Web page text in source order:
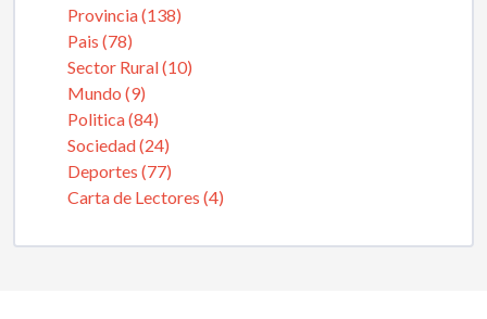
Provincia (138)
Pais (78)
Sector Rural (10)
Mundo (9)
Politica (84)
Sociedad (24)
Deportes (77)
Carta de Lectores (4)